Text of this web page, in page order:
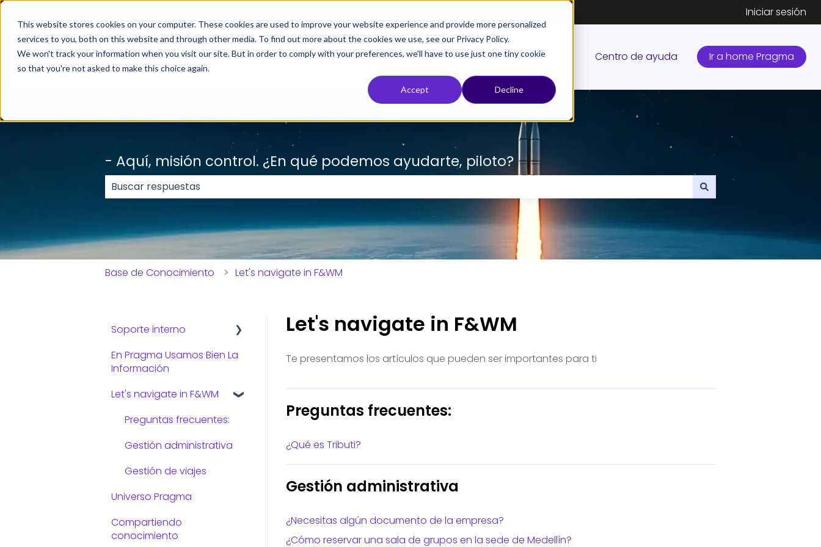
This website stores cookies on your computer. These cookies are used to improve your website experience and provide more personalized
services to you, both on this website and through other media. To find out more about the cookies we use, see our Privacy Policy.
We won't track your information when you visit our site. But in order to comply with your preferences, we'll have to use just one tiny cookie
so that you're not asked to make this choice again.
Accept Decline
Iniciar sesión
Centro de ayuda Ir a home Pragma
- Aquí, misión control. ¿En qué podemos ayudarte, piloto?
Base de Conocimiento Let's navigate in F&WM
Let's navigate in F&WM
Te presentamos los artículos que pueden ser importantes para ti
Preguntas frecuentes:
¿Qué es Tributi?
Gestión administrativa
¿Necesitas algún documento de la empresa?
¿Cómo reservar una sala de grupos en la sede de Medellín?
Soporte interno
Consejos de TI
En Pragma Usamos Bien La
Información
Let's navigate in F&WM
Preguntas frecuentes:
Gestión administrativa
Gestión de viajes
Universo Pragma
Compartiendo
conocimiento